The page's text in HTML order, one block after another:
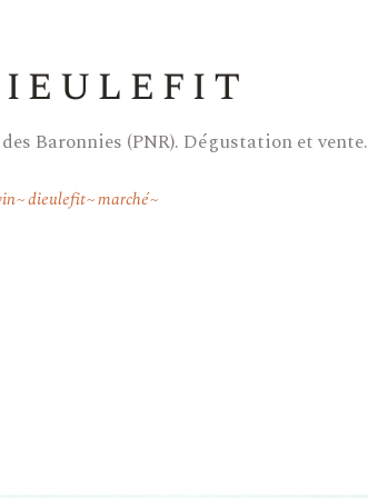
Baronnies (PNR). Dégustation et vente.
dieulefit marché